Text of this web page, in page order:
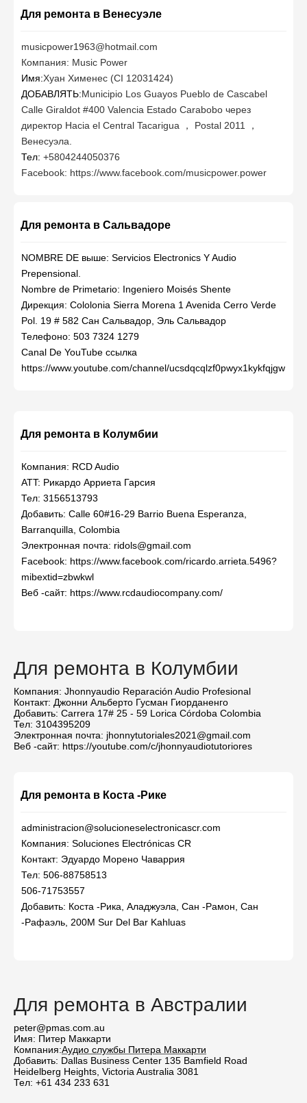
Для ремонта в Венесуэле
musicpower1963@hotmail.com
Компания: Music Power
Имя:Хуан Хименес (CI 12031424)
ДОБАВЛЯТЬ:Municipio Los Guayos Pueblo de Cascabel
Calle Giraldot #400 Valencia Estado Carabobo через
директор Hacia el Central Tacarigua ， Postal 2011 ，
Венесуэла.
Тел: +5804244050376
Facebook: https://www.facebook.com/musicpower.power
Для ремонта в Сальвадоре
NOMBRE DE выше: Servicios Electronics Y Audio
Prepensional.
Nombre de Primetario: Ingeniero Moisés Shente
Дирекция: Cololonia Sierra Morena 1 Avenida Cerro Verde
Pol. 19 # 582 Сан Сальвадор, Эль Сальвадор
Телефоно: 503 7324 1279
Canal De YouTube ссылка
https://www.youtube.com/channel/ucsdqcqlzf0pwyx1kykfqjgw
Для ремонта в Колумбии
Компания: RCD Audio
ATT: Рикардо Арриета Гарсия
Тел: 3156513793
Добавить: Calle 60#16-29 Barrio Buena Esperanza,
Barranquilla, Colombia
Электронная почта: ridols@gmail.com
Facebook: https://www.facebook.com/ricardo.arrieta.5496?
mibextid=zbwkwl
Веб -сайт: https://www.rcdaudiocompany.com/
Для ремонта в Колумбии
Компания: Jhonnyaudio Reparación Audio Profesional
Контакт: Джонни Альберто Гусман Гиорданенго
Добавить: Carrera 17# 25 - 59 Lorica Córdoba Colombia
Тел: 3104395209
Электронная почта: jhonnytutoriales2021@gmail.com
Веб -сайт: https://youtube.com/c/jhonnyaudiotutoriores
Для ремонта в Коста -Рике
administracion@solucioneselectronicascr.com
Компания: Soluciones Electrónicas CR
Контакт: Эдуардо Морено Чаваррия
Тел: 506-88758513
506-71753557
Добавить: Коста -Рика, Аладжуэла, Сан -Рамон, Сан
-Рафаэль, 200M Sur Del Bar Kahluas
Для ремонта в Австралии
peter@pmas.com.au
Имя: Питер Маккарти
Компания:Аудио службы Питера Маккарти
Добавить: Dallas Business Center 135 Bamfield Road
Heidelberg Heights, Victoria Australia 3081
Тел: +61 434 233 631